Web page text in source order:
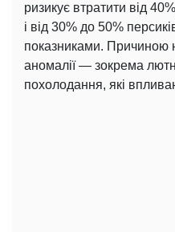
ризикує втратити від
і від 30% до 50%
показниками. Причиною
аномалії — зокрема
похолодання, які